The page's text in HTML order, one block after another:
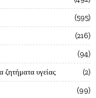
595
216
94
ζητήματα υγείας 2
99